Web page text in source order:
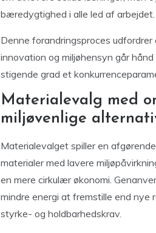
bæredygtighed i alle led af arbejdet.
Denne forandringsproces
innovation og miljøhensyn går
stigende grad et
Materialevalg med
miljøvenlige
Materialevalget spiller en
materialer med lavere
en mere cirkulær økonomi.
mindre energi at fremstille end nye
styrke- og holdbarhedskrav.